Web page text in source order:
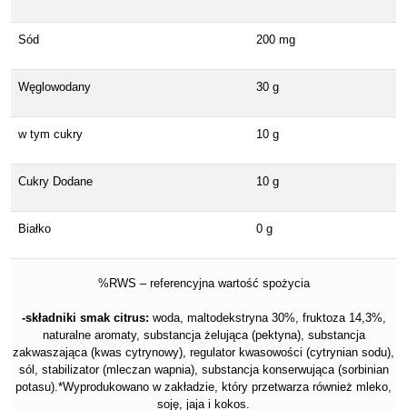
Sód 200 mg
Węglowodany 30 g
w tym cukry 10 g
Cukry Dodane 10 g
Białko 0 g
%RWS – referencyjna wartość spożycia
-składniki smak citrus: woda, maltodekstryna 30%, fruktoza 14,3%,
naturalne aromaty, substancja żelująca (pektyna), substancja
zakwaszająca (kwas cytrynowy), regulator kwasowości (cytrynian sodu),
sól, stabilizator (mleczan wapnia), substancja konserwująca (sorbinian
potasu).*Wyprodukowano w zakładzie, który przetwarza również mleko,
soję, jaja i kokos.